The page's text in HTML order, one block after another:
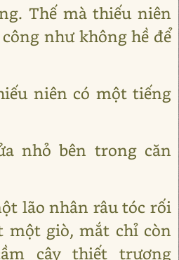
Thế mà thiếu niên
như không hề để
niên có một tiếng
nhỏ bên trong căn
lão nhân râu tóc rối
một giò, mắt chỉ còn
cây thiết trượng